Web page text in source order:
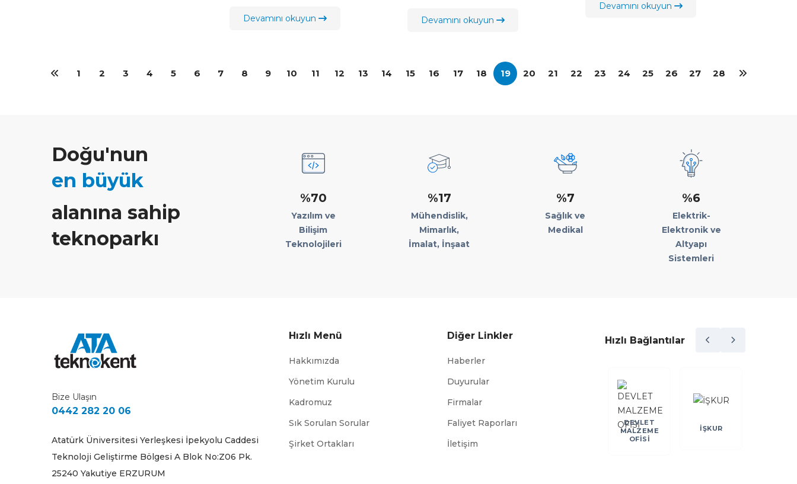
Devamını okuyun Devamını okuyun
Devamını okuyun
1 2 3 4 5 6 7 8 9 10 11 12 13 14 15 16 17 18 19 20 21 22 23 24 25 26 27 28
Doğu'nun
en büyük
alanına sahip
teknoparkı
%70
Yazılım ve
Bilişim
Teknolojileri
%17
Mühendislik,
Mimarlık,
İmalat, İnşaat
%7
Sağlık ve
Medikal
%6
Elektrik-
Elektronik ve
Altyapı
Sistemleri
Bize Ulaşın
0442 282 20 06
Atatürk Üniversitesi Yerleşkesi İpekyolu Caddesi
Teknoloji Geliştirme Bölgesi A Blok No:Z06 Pk.
25240 Yakutiye ERZURUM
Hızlı Menü
Hakkımızda
Yönetim Kurulu
Kadromuz
Sık Sorulan Sorular
Şirket Ortakları
Diğer Linkler
Haberler
Duyurular
Firmalar
Faliyet Raporları
İletişim
Hızlı Bağlantılar
TÜİK
DEVLET
MALZEME
OFİSİ
İŞKUR